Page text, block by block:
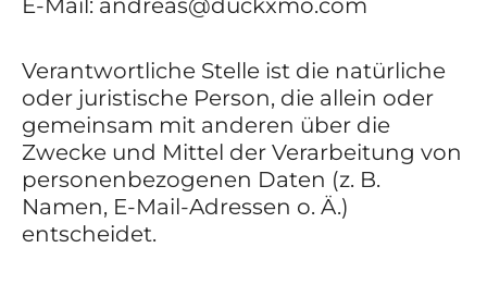
E-Mail: andreas@duckxmo.com
Verantwortliche Stelle ist die natürliche
oder juristische Person, die allein oder
gemeinsam mit anderen über die
Zwecke und Mittel der Verarbeitung von
personenbezogenen Daten (z. B.
Namen, E-Mail-Adressen o. Ä.)
entscheidet.